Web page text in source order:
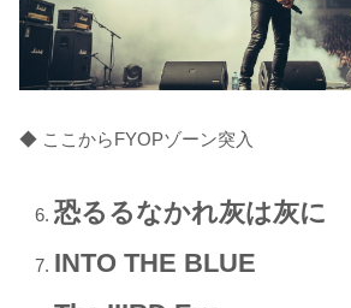
◆ ここからFYOPゾーン突入
恐るるなかれ灰は灰に
INTO THE BLUE